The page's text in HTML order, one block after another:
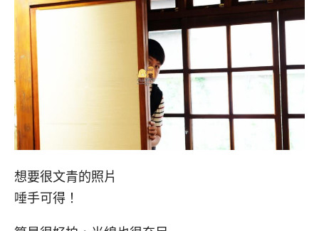
想要很文青的照片
唾手可得！